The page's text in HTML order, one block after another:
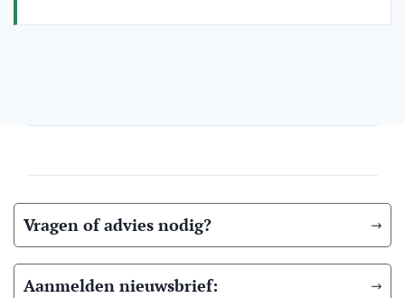
Vragen of advies nodig?
Aanmelden nieuwsbrief: